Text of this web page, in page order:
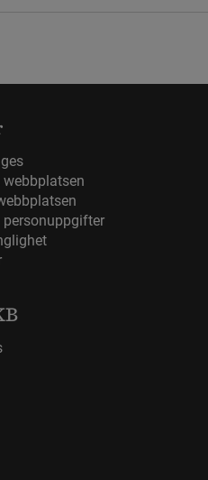
webbplatsen
personuppgifter